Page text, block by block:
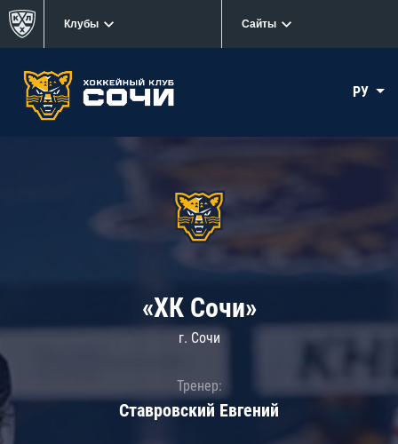
Клубы Сайты
РУ
«ХК Сочи»
г. Сочи
Тренер:
Ставровский Евгений